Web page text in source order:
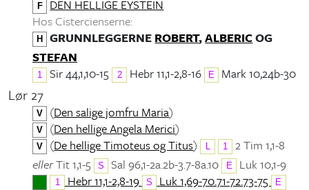
F
DEN HELLIGE EYSTEIN
Hos Cistercienserne:
H GRUNNLEGGERNE ROBERT,ALBERICOG
STEFAN
1 Sir 44,1,10-15 2 Hebr 11,1-2,8-16 E Mark 10,24b-30
Lør 27
V (Den salige jomfru Maria)
V (Den hellige Angela Merici)
V (De hellige Timoteus og Titus) L 1
2 Tim 1,1-8
ellerTit 1,1-5 S Sal 96,1-2a.2b-3.7-8a.10 E Luk 10,1-9
1 Hebr 11,1-2,8-19 S Luk 1,69-70.71-72.73-75 E